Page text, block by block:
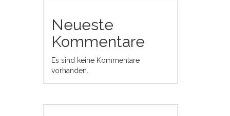
Neueste
Kommentare
Es sind keine Kommentare
vorhanden.